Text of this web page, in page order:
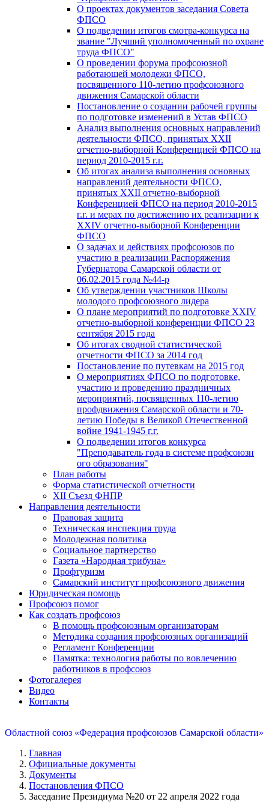
О проектах документов заседания Совета
ФПСО
О подведении итогов смотра-конкурса на
звание "Лучший уполномоченный по охране
труда ФПСО"
О проведении форума профсоюзной
работающей молодежи ФПСО,
посвященного 110-летию профсоюзного
движения Самарской области
Постановление о создании рабочей группы
по подготовке изменений в Устав ФПСО
Анализ выполнения основных направлений
деятельности ФПСО, принятых XXII
отчетно-выборной Конференцией ФПСО на
период 2010-2015 г.г.
Об итогах анализа выполнения основных
направлений деятельности ФПСО,
принятых XXII отчетно-выборной
Конференцией ФПСО на период 2010-2015
г.г. и мерах по достижению их реализации к
XXIV отчетно-выборной Конференции
ФПСО
О задачах и действиях профсоюзов по
участию в реализации Распоряжения
Губернатора Самарской области от
06.02.2015 года №44-р
Об утверждении участников Школы
молодого профсоюзного лидера
О плане мероприятий по подготовке XXIV
отчетно-выборной конференции ФПСО 23
сентября 2015 года
Об итогах сводной статистической
отчетности ФПСО за 2014 год
Постановление по путевкам на 2015 год
О мероприятиях ФПСО по подготовке,
участию и проведению праздничных
мероприятий, посвященных 110-летию
профдвижения Самарской области и 70-
летию Победы в Великой Отечественной
войне 1941-1945 г.г.
О подведении итогов конкурса
"Преподаватель года в системе профсоюзн
ого образования"
План работы
Форма статистической отчетности
XII Съезд ФНПР
Направления деятельности
Правовая защита
Техническая инспекция труда
Молодежная политика
Социальное партнерство
Газета «Народная трибуна»
Профтуризм
Самарский институт профсоюзного движения
Юридическая помощь
Профсоюз помог
Как создать профсоюз
В помощь профсоюзным организаторам
Методика создания профсоюзных организаций
Регламент Конференции
Памятка: технология работы по вовлечению
работников в профсоюз
Фотогалерея
Видео
Контакты
Областной союз «Федерация профсоюзов Самарской области»
Главная
Официальные документы
Документы
Постановления ФПСО
Заседание Президиума №20 от 22 апреля 2022 года